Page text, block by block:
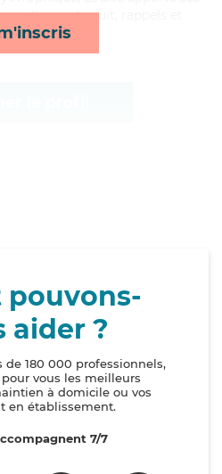
de nuit, rappels et
pouvons-
aider ?
de 180 000 professionnels,
vous les meilleurs
à domicile ou vos
en établissement.
7/7